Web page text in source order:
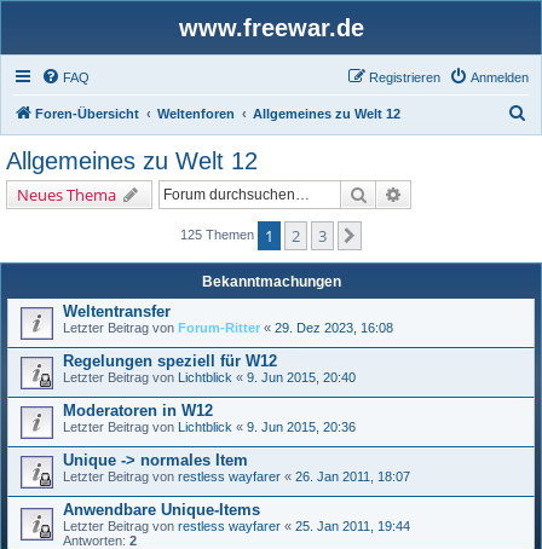
www.freewar.de
FAQ Anmelden
Registrieren
Foren-Übersicht Weltenforen Allgemeines zu Welt 12
Allgemeines zu Welt 12
Neues Thema Suche
125 Themen 1 2 3
Bekanntmachungen
Weltentransfer
Letzter Beitrag von Forum-Ritter « 29. Dez 2023, 16:08
Regelungen speziell für W12
Letzter Beitrag von Lichtblick « 9. Jun 2015, 20:40
Moderatoren in W12
Letzter Beitrag von Lichtblick « 9. Jun 2015, 20:36
Unique -> normales Item
Letzter Beitrag von restless wayfarer « 26. Jan 2011, 18:07
Anwendbare Unique-Items
Letzter Beitrag von restless wayfarer « 25. Jan 2011, 19:44
Antworten: 2